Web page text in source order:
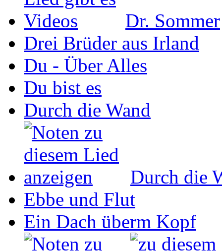
Dr. Sommer
Drei Brüder aus Irland
Du - Über Alles
Du bist es
Durch die Wand
Durch die
Ebbe und Flut
Ein Dach überm Kopf